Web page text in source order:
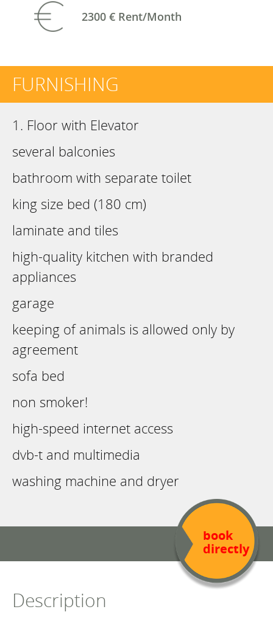
2300 € Rent/Month
FURNISHING
1. Floor with Elevator
several balconies
bathroom with separate toilet
king size bed (180 cm)
laminate and tiles
high-quality kitchen with branded
appliances
garage
keeping of animals is allowed only by
agreement
sofa bed
non smoker!
high-speed internet access
dvb-t and multimedia
washing machine and dryer
book
directly
Description